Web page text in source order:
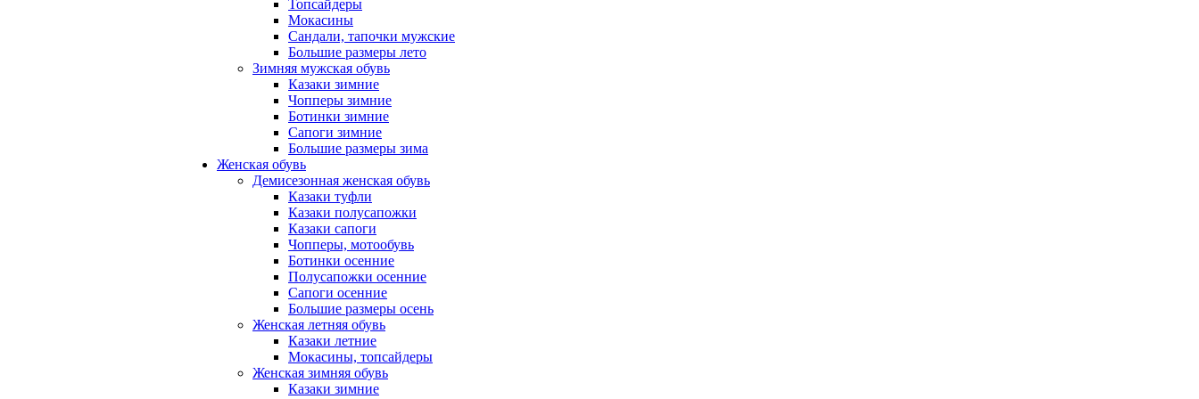
Топсайдеры
Мокасины
Сандали, тапочки мужские
Большие размеры лето
Зимняя мужская обувь
Казаки зимние
Чопперы зимние
Ботинки зимние
Сапоги зимние
Большие размеры зима
Женская обувь
Демисезонная женская обувь
Казаки туфли
Казаки полусапожки
Казаки сапоги
Чопперы, мотообувь
Ботинки осенние
Полусапожки осенние
Сапоги осенние
Большие размеры осень
Женская летняя обувь
Казаки летние
Мокасины, топсайдеры
Женская зимняя обувь
Казаки зимние